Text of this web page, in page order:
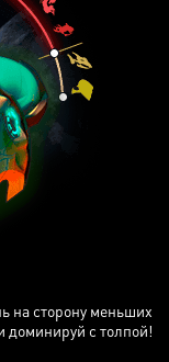
на сторону меньших
доминируй с толпой!